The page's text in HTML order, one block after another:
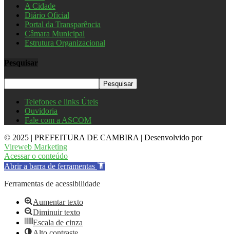
A Cidade
Diário Oficial
Portal da Transparência
Câmara Municipal
Estrutura Organizacional
Pesquisar
Telefones e links Úteis
Ouvidoria
Fale com a ASCOM
© 2025 | PREFEITURA DE CAMBIRA | Desenvolvido por
Vireweb Marketing
Acessar o conteúdo
Abrir a barra de ferramentas
Ferramentas de acessibilidade
Aumentar texto
Diminuir texto
Escala de cinza